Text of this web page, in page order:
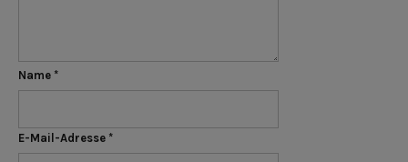
Name *
E-Mail-Adresse *